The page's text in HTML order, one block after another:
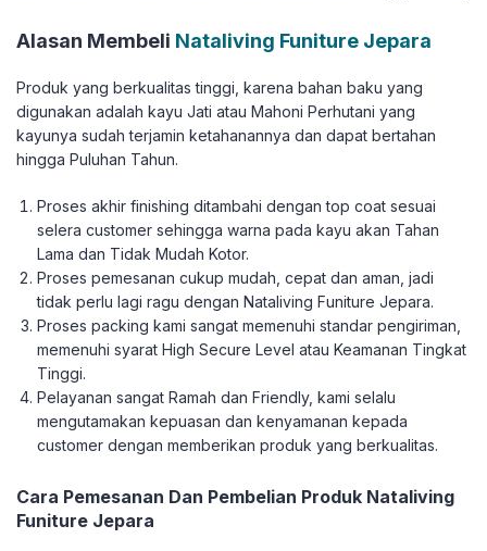
Alasan Membeli Nataliving Funiture Jepara
Produk yang berkualitas tinggi, karena bahan baku yang
digunakan adalah kayu Jati atau Mahoni Perhutani yang
kayunya sudah terjamin ketahanannya dan dapat bertahan
hingga Puluhan Tahun.
Proses akhir finishing ditambahi dengan top coat sesuai
selera customer sehingga warna pada kayu akan Tahan
Lama dan Tidak Mudah Kotor.
Proses pemesanan cukup mudah, cepat dan aman, jadi
tidak perlu lagi ragu dengan Nataliving Funiture Jepara.
Proses packing kami sangat memenuhi standar pengiriman,
memenuhi syarat High Secure Level atau Keamanan Tingkat
Tinggi.
Pelayanan sangat Ramah dan Friendly, kami selalu
mengutamakan kepuasan dan kenyamanan kepada
customer dengan memberikan produk yang berkualitas.
Cara Pemesanan Dan Pembelian Produk Nataliving
Funiture Jepara